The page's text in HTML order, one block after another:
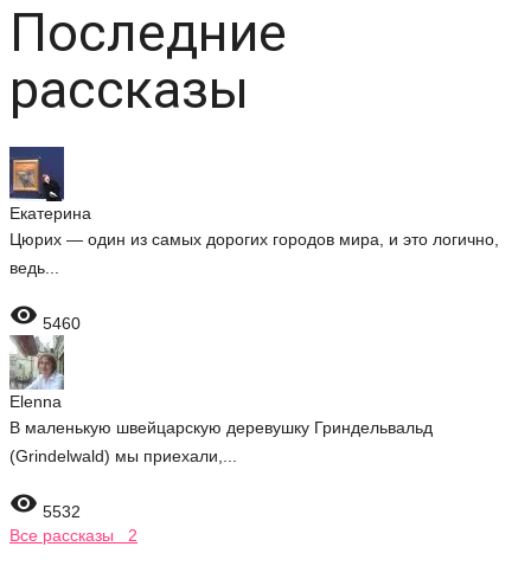
Последние
рассказы
Екатерина
Цюрих — один из самых дорогих городов мира, и это логично,
ведь...
 5460
Elenna
В маленькую швейцарскую деревушку Гриндельвальд
(Grindelwald) мы приехали,...
 5532
Все рассказы 2